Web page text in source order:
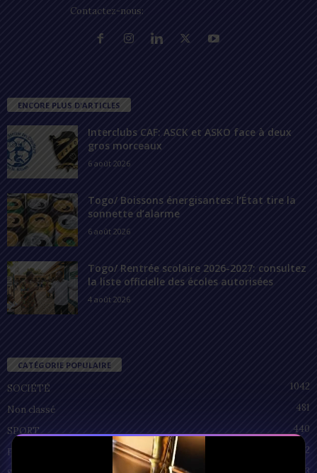
Contactez-nous:
ENCORE PLUS D'ARTICLES
Interclubs CAF: ASCK et ASKO face à deux
gros morceaux
6 août 2026
Togo/ Boissons énergisantes: l’État tire la
sonnette d’alarme
6 août 2026
Togo/ Rentrée scolaire 2026-2027: consultez
la liste officielle des écoles autorisées
4 août 2026
CATÉGORIE POPULAIRE
SOCIÉTÉ
1042
Non classé
481
SPORT
440
POLITIQUE
212